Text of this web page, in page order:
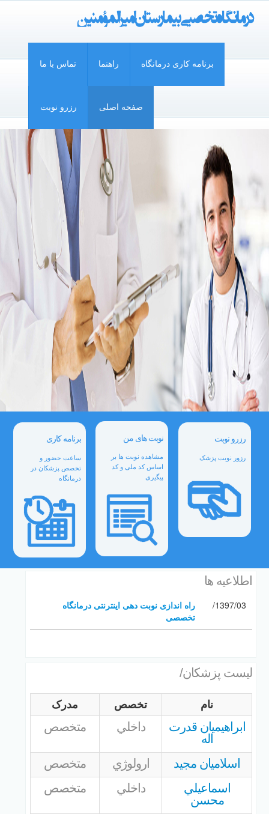
تماس با ما راهنما برنامه کاری درمانگاه
رزرو نوبت صفحه اصلی
برنامه کاری
ساعت حضور و
تخصص پزشکان در
درمانگاه
نوبت های من
مشاهده نوبت ها بر
اساس کد ملی و کد
پیگیری
رزرو نوبت
رزور نوبت پزشک
اطلاعیه ها
1397/03/
راه اندازی نوبت دهی اینترنتی درمانگاه
تخصصی
لیست پزشکان/
نام تخصص مدرک
ابراهيميان قدرت
اله
داخلي متخصص
اسلاميان مجيد ارولوژي
متخصص
اسماعيلي
محسن
داخلي متخصص